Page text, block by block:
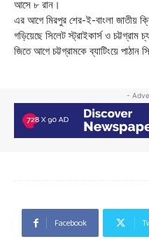
আসে ৮ রান।
এর আগে মিরপুর শের-ই-বাংলা জাতীয়
গড়িয়েছে সিলেট স্ট্রাইকার্স ও চট্টগ্রাম
জিতে আগে চট্টগ্রামকে ব্যাটিংয়ে পাঠান
-
Facebook